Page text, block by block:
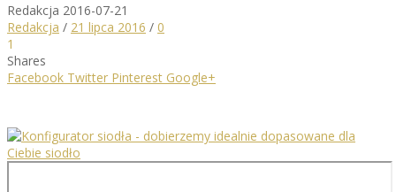
Redakcja 2016-07-21
Redakcja / 21 lipca 2016 / 0
1
Shares
Facebook Twitter Pinterest Google+